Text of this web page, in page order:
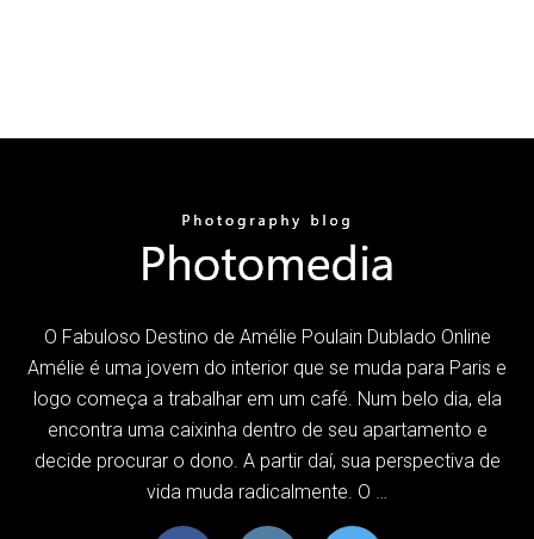
O Fabuloso Destino de Amélie Poulain Dublado Online
Amélie é uma jovem do interior que se muda para Paris e
logo começa a trabalhar em um café. Num belo dia, ela
encontra uma caixinha dentro de seu apartamento e
decide procurar o dono. A partir daí, sua perspectiva de
vida muda radicalmente. O …